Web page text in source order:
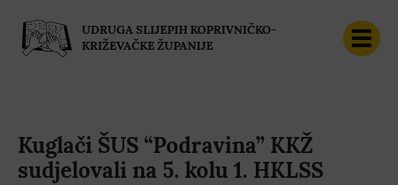
UDRUGA SLIJEPIH KOPRIVNIČKO-
KRIŽEVAČKE ŽUPANIJE
Kuglači ŠUS “Podravina” KKŽ
sudjelovali na 5. kolu 1. HKLSS